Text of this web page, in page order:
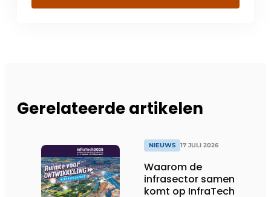
Gerelateerde artikelen
NIEUWS 17 JULI 2026
Waarom de
infrasector samen
komt op InfraTech